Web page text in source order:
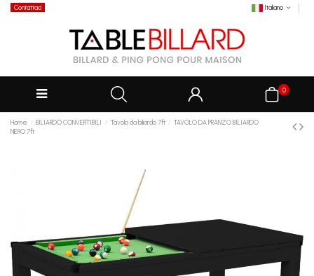
Contattaci Italiano
0
Home BILIARDO CONVERTIBILI Tavolo da biliardo 7ft
TAVOLO DA PRANZO BILIARDO
NERO 7ft